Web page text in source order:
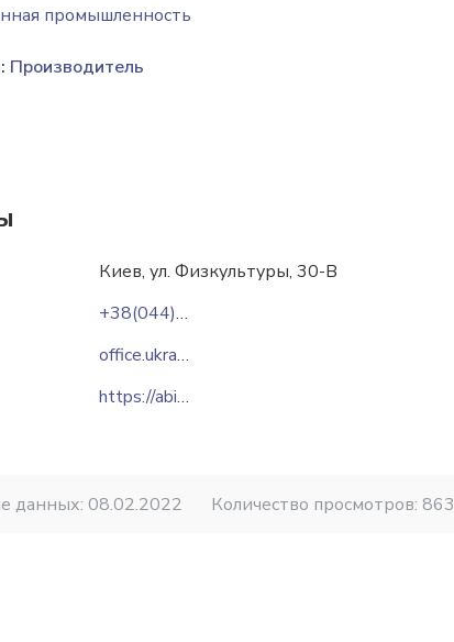
промышленность
Производитель
Киев, ул. Физкультуры, 30-В
+38(044)201-40-00
office.ukraine@ab-inbev.com
https://abinbevefes.com.ua
данных: 08.02.2022 Количество просмотров: 863